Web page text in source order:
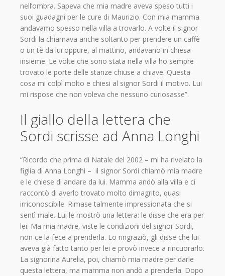
nell’ombra. Sapeva che mia madre aveva speso tutti i
suoi guadagni per le cure di Maurizio. Con mia mamma
andavamo spesso nella villa a trovarlo. A volte il signor
Sordi la chiamava anche soltanto per prendere un caffè
o un tè da lui oppure, al mattino, andavano in chiesa
insieme. Le volte che sono stata nella villa ho sempre
trovato le porte delle stanze chiuse a chiave. Questa
cosa mi colpì molto e chiesi al signor Sordi il motivo. Lui
mi rispose che non voleva che nessuno curiosasse”.
Il giallo della lettera che
Sordi scrisse ad Anna Longhi
“Ricordo che prima di Natale del 2002 – mi ha rivelato la
figlia di Anna Longhi – il signor Sordi chiamò mia madre
e le chiese di andare da lui. Mamma andò alla villa e ci
raccontò di averlo trovato molto dimagrito, quasi
irriconoscibile. Rimase talmente impressionata che si
sentì male. Lui le mostrò una lettera: le disse che era per
lei. Ma mia madre, viste le condizioni del signor Sordi,
non ce la fece a prenderla. Lo ringraziò, gli disse che lui
aveva già fatto tanto per lei e provò invece a rincuorarlo.
La signorina Aurelia, poi, chiamò mia madre per darle
questa lettera, ma mamma non andò a prenderla. Dopo